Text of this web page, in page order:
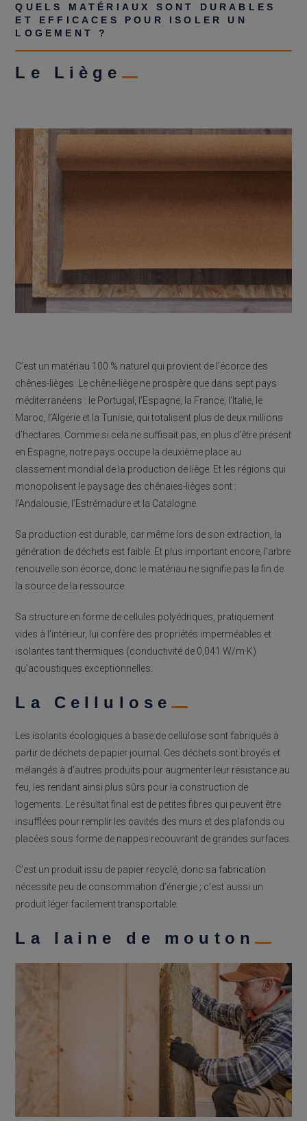
QUELS MATÉRIAUX SONT DURABLES
ET EFFICACES POUR ISOLER UN
LOGEMENT ?
Le Liège
C’est un matériau 100 % naturel qui provient de l’écorce des
chênes-lièges. Le chêne-liège ne prospère que dans sept pays
méditerranéens : le Portugal, l’Espagne, la France, l’Italie, le
Maroc, l’Algérie et la Tunisie, qui totalisent plus de deux millions
d’hectares. Comme si cela ne suffisait pas, en plus d’être présent
en Espagne, notre pays occupe la deuxième place au
classement mondial de la production de liège. Et les régions qui
monopolisent le paysage des chênaies-lièges sont :
l’Andalousie, l’Estrémadure et la Catalogne.
Sa production est durable, car même lors de son extraction, la
génération de déchets est faible. Et plus important encore, l’arbre
renouvelle son écorce, donc le matériau ne signifie pas la fin de
la source de la ressource.
Sa structure en forme de cellules polyédriques, pratiquement
vides à l’intérieur, lui confère des propriétés imperméables et
isolantes tant thermiques (conductivité de 0,041 W/m·K)
qu’acoustiques exceptionnelles.
La Cellulose
Les isolants écologiques à base de cellulose sont fabriqués à
partir de déchets de papier journal. Ces déchets sont broyés et
mélangés à d’autres produits pour augmenter leur résistance au
feu, les rendant ainsi plus sûrs pour la construction de
logements. Le résultat final est de petites fibres qui peuvent être
insufflées pour remplir les cavités des murs et des plafonds ou
placées sous forme de nappes recouvrant de grandes surfaces.
C’est un produit issu de papier recyclé, donc sa fabrication
nécessite peu de consommation d’énergie ; c’est aussi un
produit léger facilement transportable.
La laine de mouton